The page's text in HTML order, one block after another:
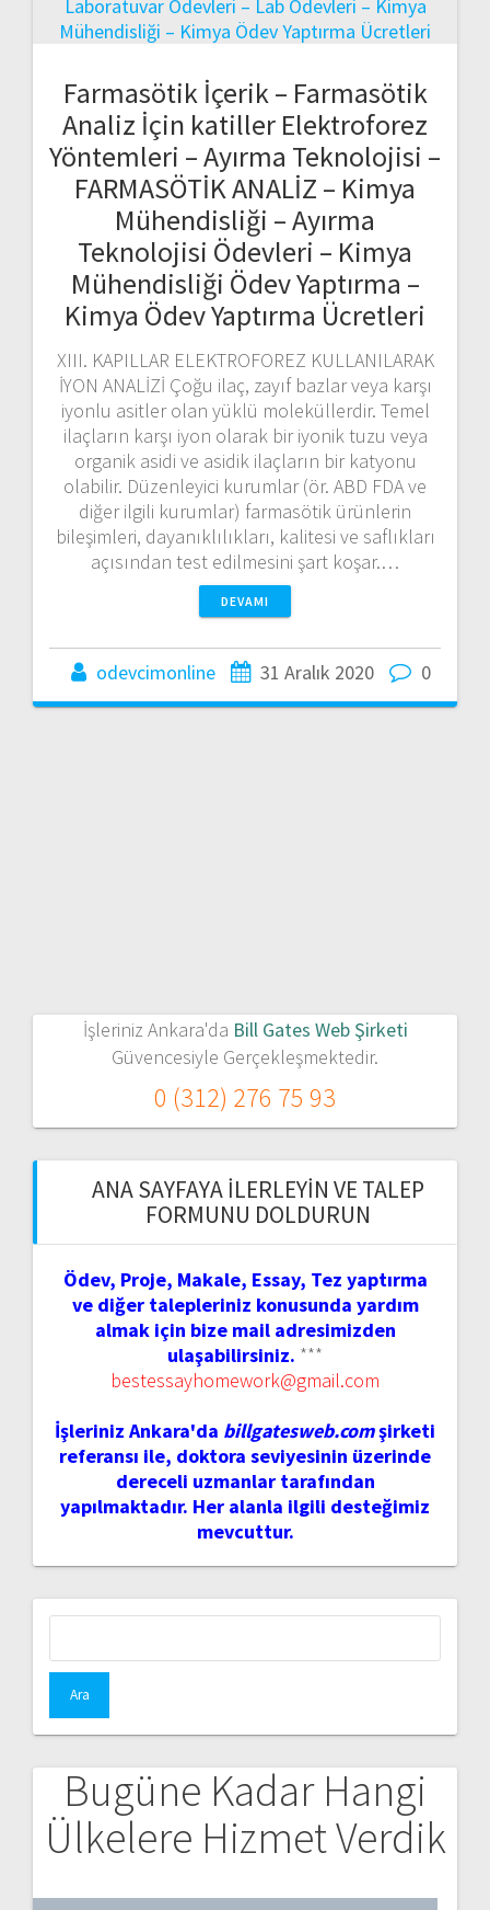
Farmasötik İçerik – Farmasötik
Analiz İçin katiller Elektroforez
Yöntemleri – Ayırma Teknolojisi –
FARMASÖTİK ANALİZ – Kimya
Mühendisliği – Ayırma
Teknolojisi Ödevleri – Kimya
Mühendisliği Ödev Yaptırma –
Kimya Ödev Yaptırma Ücretleri
XIII. KAPILLAR ELEKTROFOREZ KULLANILARAK
İYON ANALİZİ Çoğu ilaç, zayıf bazlar veya karşı
iyonlu asitler olan yüklü moleküllerdir. Temel
ilaçların karşı iyon olarak bir iyonik tuzu veya
organik asidi ve asidik ilaçların bir katyonu
olabilir. Düzenleyici kurumlar (ör. ABD FDA ve
diğer ilgili kurumlar) farmasötik ürünlerin
bileşimleri, dayanıklılıkları, kalitesi ve saflıkları
açısından test edilmesini şart koşar.…
DEVAMI
odevcimonline 31 Aralık 2020 0
İşleriniz Ankara'da Bill Gates Web Şirketi
Güvencesiyle Gerçekleşmektedir.
0 (312) 276 75 93
ANA SAYFAYA İLERLEYIN VE TALEP
FORMUNU DOLDURUN
Ödev, Proje, Makale, Essay, Tez yaptırma
ve diğer talepleriniz konusunda yardım
almak için bize mail adresimizden
ulaşabilirsiniz. ***
bestessayhomework@gmail.com
İşleriniz Ankara'da billgatesweb.comşirketi
referansı ile, doktora seviyesinin üzerinde
dereceli uzmanlar tarafından
yapılmaktadır. Her alanla ilgili desteğimiz
mevcuttur.
Bugüne Kadar Hangi
Ülkelere Hizmet Verdik